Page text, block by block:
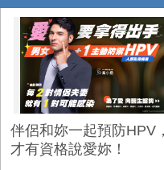
伴侶和妳一起預防HPV，
才有資格說愛妳！